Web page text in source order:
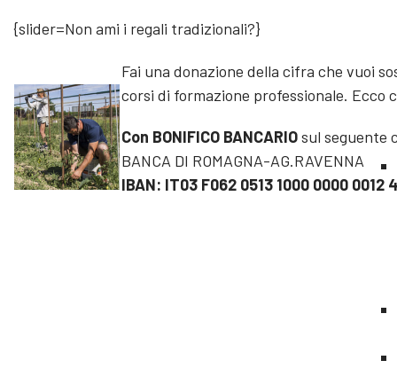
{slider=Non ami i regali tradizionali?}
Fai una donazione della cifra che vuoi
corsi di formazione professionale. Ecco
Con BONIFICO BANCARIOsul seguente
BANCA DI ROMAGNA-AG.RAVENNA
IBAN: IT03 F062 0513 1000 0000 0012